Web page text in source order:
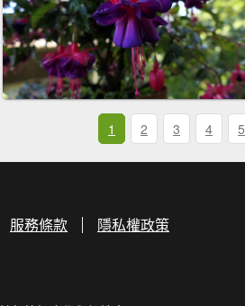
1 2 3 4 5
服務條款 隱私權政策